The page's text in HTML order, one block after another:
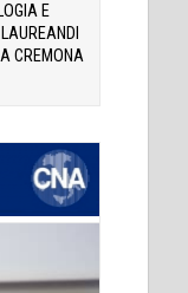
E
CREMONA